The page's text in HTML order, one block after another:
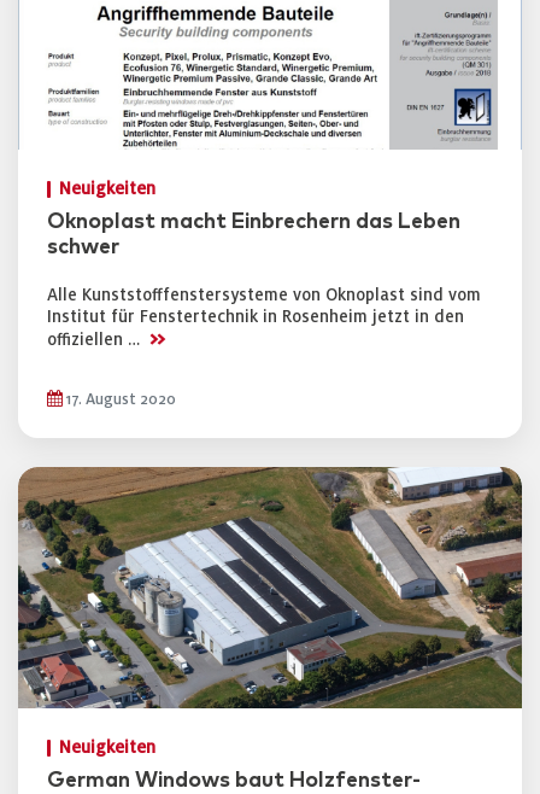
Neuigkeiten
Oknoplast macht Einbrechern das Leben
schwer
Alle Kunststofffenstersysteme von Oknoplast sind vom
Institut für Fenstertechnik in Rosenheim jetzt in den
offiziellen … >>
17. August 2020
Neuigkeiten
German Windows baut Holzfenster-